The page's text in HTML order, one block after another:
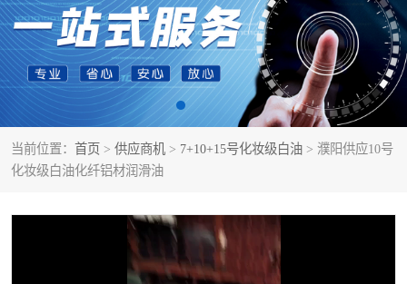
当前位置： 首页 > 供应商机 > 7+10+15号化妆级白油 > 濮阳供应10号
化妆级白油化纤铝材润滑油
RP3航空煤油 D20+D30溶剂油
D40+D60溶剂油 D80+D100溶剂油
6号+120号溶剂油 260号溶剂油
异构烷烃 天然乳胶
26+32号化妆级白油 46+68号化妆级白油